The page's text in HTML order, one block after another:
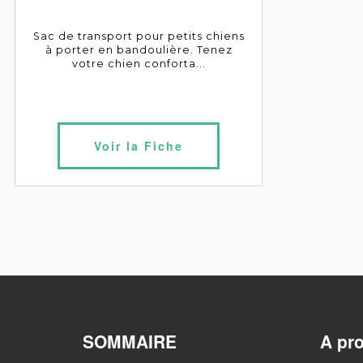
Sac de transport pour petits chiens
à porter en bandoulière. Tenez
votre chien conforta...
Voir la Fiche
SOMMAIRE A